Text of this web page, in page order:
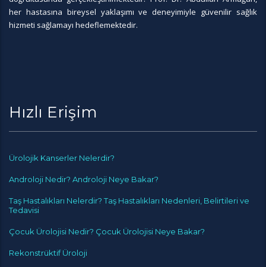
her hastasına bireysel yaklaşımı ve deneyimiyle güvenilir sağlık
hizmeti sağlamayı hedeflemektedir.
Hızlı Erişim
Ürolojik Kanserler Nelerdir?
Androloji Nedir? Androloji Neye Bakar?
Taş Hastalıkları Nelerdir? Taş Hastalıkları Nedenleri, Belirtileri ve
Tedavisi
Çocuk Ürolojisi Nedir? Çocuk Ürolojisi Neye Bakar?
Rekonstrüktif Üroloji